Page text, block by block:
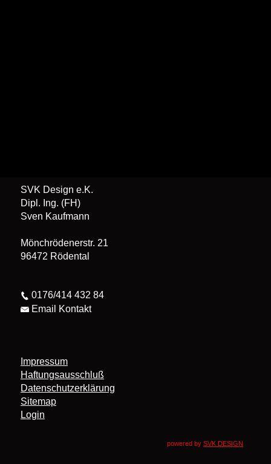
SVK Design e.K.
Dipl. Ing. (FH)
Sven Kaufmann
Mönchrödenerstr. 21
96472 Rödental
0176/414 432 84
Email Kontakt
Impressum
Haftungsausschluß
Datenschutzerklärung
Sitemap
Login
powered by SVK DESIGN